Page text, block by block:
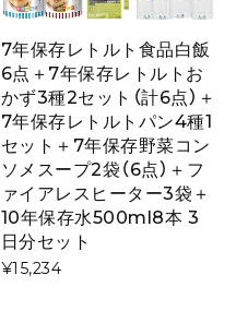
7年保存レトルト食品白飯
6点＋7年保存レトルトお
かず3種2セット（計6点）＋
7年保存レトルトパン4種1
セット＋7年保存野菜コン
ソメスープ2袋（6点）＋フ
ァイアレスヒーター3袋＋
10年保存水500ml8本 3
日分セット
¥15,234